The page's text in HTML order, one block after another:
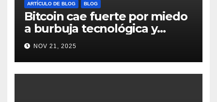
ARTÍCULO DE BLOG BLOG
Bitcoin cae fuerte por miedo
a burbuja tecnológica y
nervios en AI #crypto
#Bitcoin
NOV 21, 2025